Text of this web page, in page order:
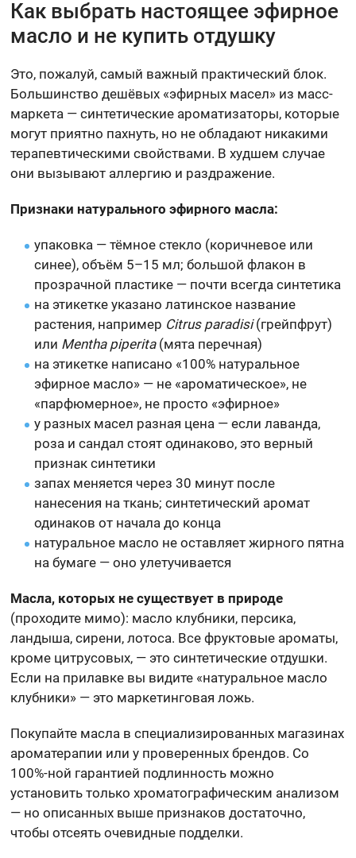
Как выбрать настоящее эфирное
масло и не купить отдушку
Это, пожалуй, самый важный практический блок.
Большинство дешёвых «эфирных масел» из масс-
маркета — синтетические ароматизаторы, которые
могут приятно пахнуть, но не обладают никакими
терапевтическими свойствами. В худшем случае
они вызывают аллергию и раздражение.
Признаки натурального эфирного масла:
упаковка — тёмное стекло (коричневое или
синее), объём 5–15 мл; большой флакон в
прозрачной пластике — почти всегда синтетика
на этикетке указано латинское название
растения, например Citrus paradisi(грейпфрут)
или Mentha piperita(мята перечная)
на этикетке написано «100% натуральное
эфирное масло» — не «ароматическое», не
«парфюмерное», не просто «эфирное»
у разных масел разная цена — если лаванда,
роза и сандал стоят одинаково, это верный
признак синтетики
запах меняется через 30 минут после
нанесения на ткань; синтетический аромат
одинаков от начала до конца
натуральное масло не оставляет жирного пятна
на бумаге — оно улетучивается
Масла, которых не существует в природе
(проходите мимо): масло клубники, персика,
ландыша, сирени, лотоса. Все фруктовые ароматы,
кроме цитрусовых, — это синтетические отдушки.
Если на прилавке вы видите «натуральное масло
клубники» — это маркетинговая ложь.
Покупайте масла в специализированных магазинах
ароматерапии или у проверенных брендов. Со
100%-ной гарантией подлинность можно
установить только хроматографическим анализом
— но описанных выше признаков достаточно,
чтобы отсеять очевидные подделки.